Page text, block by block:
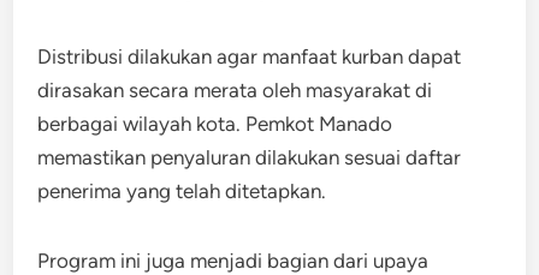
Distribusi dilakukan agar manfaat kurban dapat
dirasakan secara merata oleh masyarakat di
berbagai wilayah kota. Pemkot Manado
memastikan penyaluran dilakukan sesuai daftar
penerima yang telah ditetapkan.
Program ini juga menjadi bagian dari upaya